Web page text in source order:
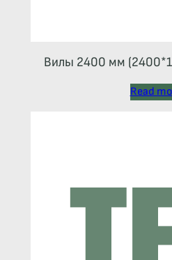
Вилы 2400 мм
Read